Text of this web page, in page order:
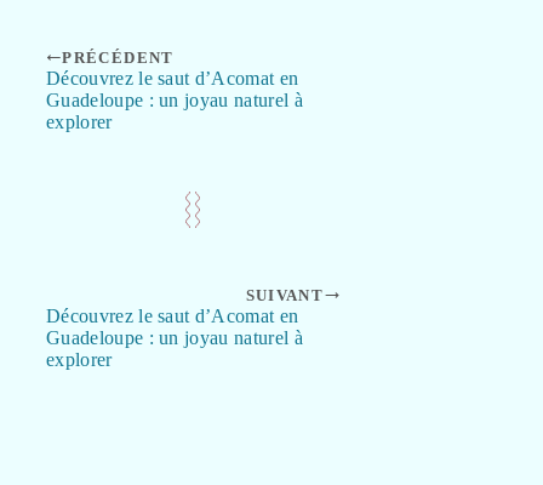
PRÉCÉDENT
Découvrez le saut d’Acomat en
Guadeloupe : un joyau naturel à
explorer
SUIVANT
Découvrez le saut d’Acomat en
Guadeloupe : un joyau naturel à
explorer